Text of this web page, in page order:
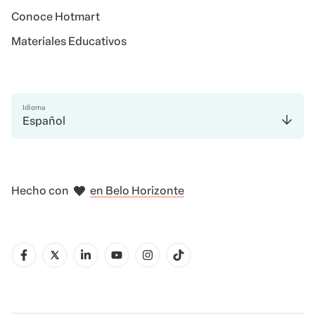
Conoce Hotmart
Materiales Educativos
Idioma
Español
Hecho con en Belo Horizonte